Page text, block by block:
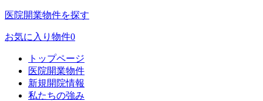
医院開業物件を探す
お気に入り物件0
トップページ
医院開業物件
新規開院情報
私たちの強み